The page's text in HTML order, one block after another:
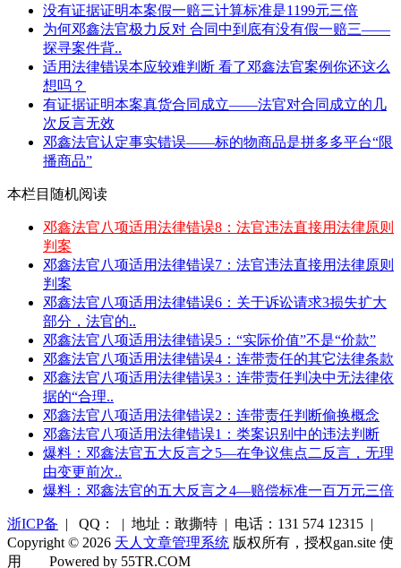
没有证据证明本案假一赔三计算标准是1199元三倍
为何邓鑫法官极力反对 合同中到底有没有假一赔三——
探寻案件背..
适用法律错误本应较难判断 看了邓鑫法官案例你还这么
想吗？
有证据证明本案真货合同成立——法官对合同成立的几
次反言无效
邓鑫法官认定事实错误——标的物商品是拼多多平台“限
播商品”
本栏目随机阅读
邓鑫法官八项适用法律错误8：法官违法直接用法律原则
判案
邓鑫法官八项适用法律错误7：法官违法直接用法律原则
判案
邓鑫法官八项适用法律错误6：关于诉讼请求3损失扩大
部分，法官的..
邓鑫法官八项适用法律错误5：“实际价值”不是“价款”
邓鑫法官八项适用法律错误4：连带责任的其它法律条款
邓鑫法官八项适用法律错误3：连带责任判决中无法律依
据的“合理..
邓鑫法官八项适用法律错误2：连带责任判断偷换概念
邓鑫法官八项适用法律错误1：类案识别中的违法判断
爆料：邓鑫法官五大反言之5—在争议焦点二反言，无理
由变更前次..
爆料：邓鑫法官的五大反言之4—赔偿标准一百万元三倍
浙ICP备 | QQ： | 地址：敢撕特 | 电话：131 574 12315 |
Copyright © 2026 天人文章管理系统 版权所有，授权gan.site 使
用
Powered by 55TR.COM